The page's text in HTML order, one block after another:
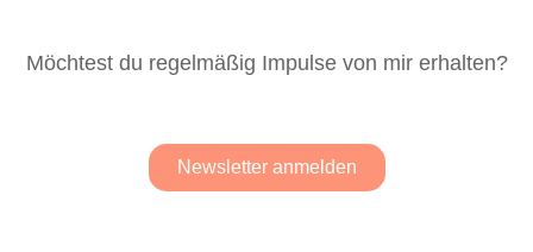
Möchtest du regelmäßig Impulse von mir erhalten?
Newsletter anmelden